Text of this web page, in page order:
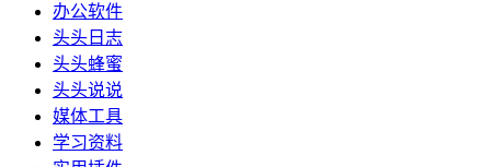
办公软件
头头日志
头头蜂蜜
头头说说
媒体工具
学习资料